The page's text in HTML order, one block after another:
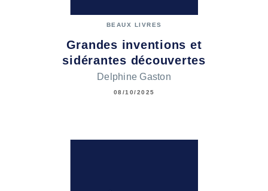
BEAUX LIVRES
Grandes inventions et
sidérantes découvertes
Delphine Gaston
08/10/2025